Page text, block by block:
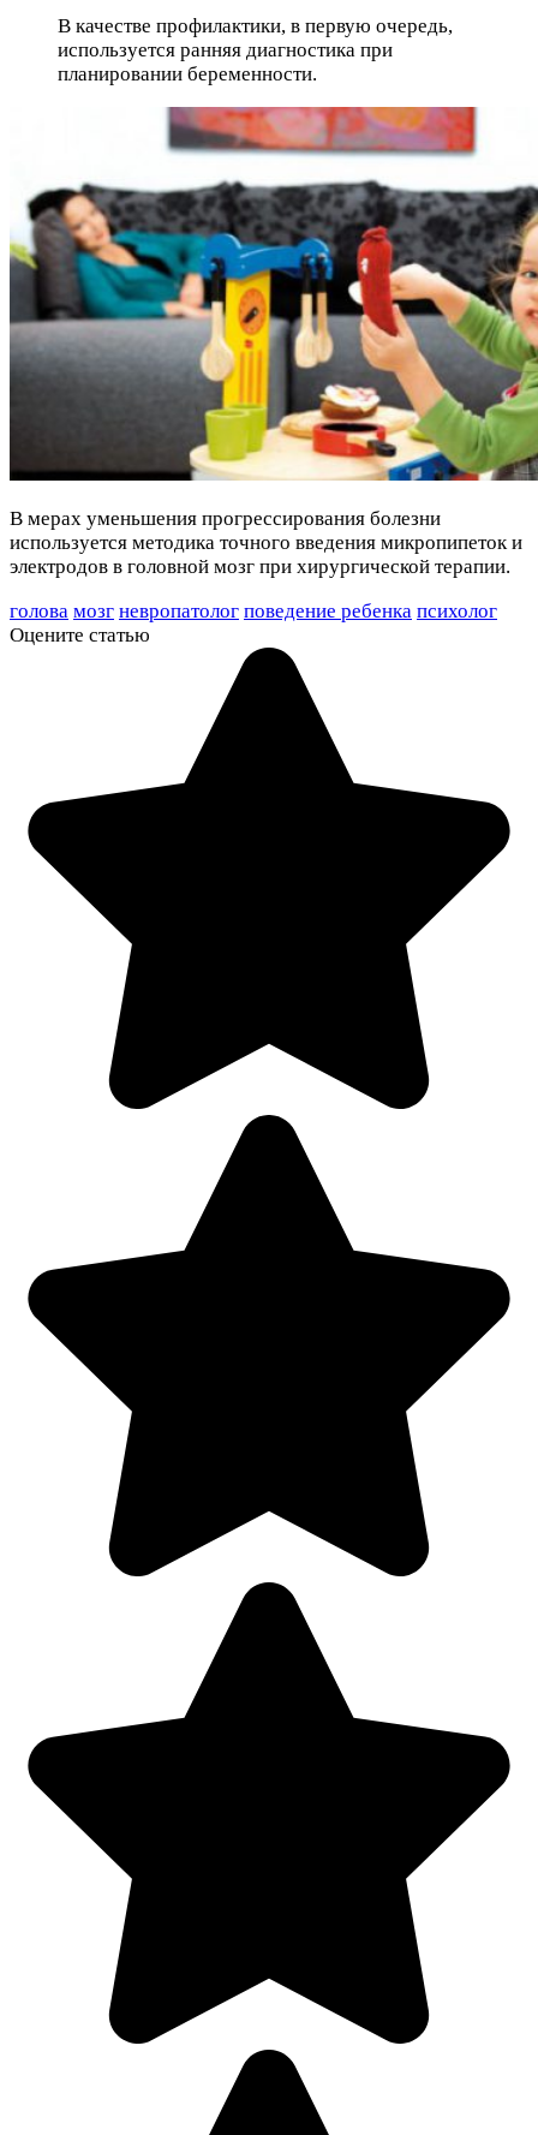
В качестве профилактики, в первую очередь,
используется ранняя диагностика при
планировании беременности.
В мерах уменьшения прогрессирования болезни
используется методика точного введения микропипеток и
электродов в головной мозг при хирургической терапии.
голова мозг невропатолог поведение ребенка психолог
Оцените статью